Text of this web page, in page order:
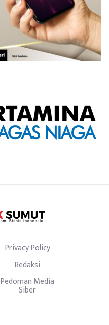
Privacy Policy
Redaksi
Pedoman Media
Siber